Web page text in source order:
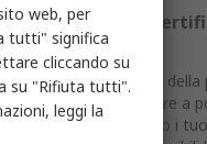
Da oggi i
digitali
Vuoi la prova
misura sempre a
Abbiamo reso i
web, per
tutti" significa
cliccando su
su "Rifiuta tutti".
leggi la